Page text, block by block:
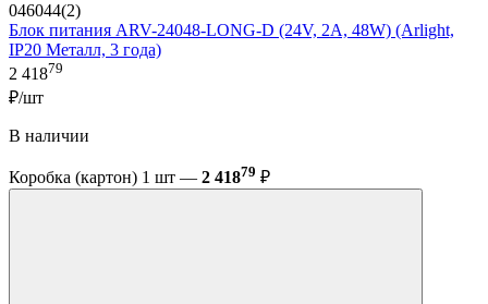
046044(2)
Блок питания ARV-24048-LONG-D (24V, 2A, 48W) (Arlight,
IP20 Металл, 3 года)
2 41879
₽/шт
В наличии
Коробка (картон) 1 шт — 2 41879 ₽